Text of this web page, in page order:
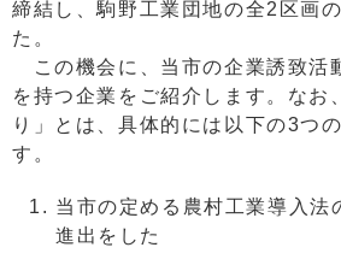
締結し、駒野工業団地の全2区画
た。
この機会に、当市の企業誘致活
を持つ企業をご紹介します。なお
り」とは、具体的には以下の3つ
す。
当市の定める農村工業導入法
進出をした